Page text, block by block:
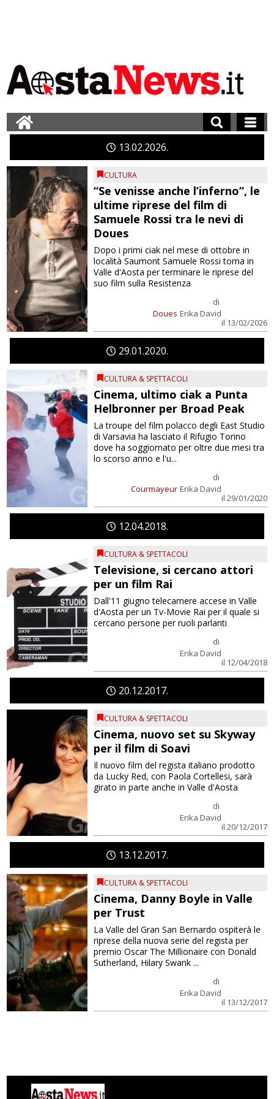
1302 2026
CULTURA
“Se venisse anche l’inferno”, le
ultime riprese del film di
Samuele Rossi tra le nevi di
Doues
Doues
di
Erika David
il 13/02/2026
Dopo i primi ciak nel mese di ottobre in
località Saumont Samuele Rossi torna in
Valle d'Aosta per terminare le riprese del
suo film sulla Resistenza
2901 2020
CULTURA & SPETTACOLI
Cinema, ultimo ciak a Punta
Helbronner per Broad Peak
Courmayeur
di
Erika David
il 29/01/2020
La troupe del film polacco degli East Studio
di Varsavia ha lasciato il Rifugio Torino
dove ha soggiornato per oltre due mesi tra
lo scorso anno e l'u...
1204 2018
CULTURA & SPETTACOLI
Televisione, si cercano attori
per un film Rai
di
Erika David
il 12/04/2018
Dall'11 giugno telecamere accese in Valle
d'Aosta per un Tv-Movie Rai per il quale si
cercano persone per ruoli parlanti
20 12 2017
CULTURA & SPETTACOLI
Cinema, nuovo set su Skyway
per il film di Soavi
di
Erika David
il 20/12/2017
Il nuovo film del regista italiano prodotto
da Lucky Red, con Paola Cortellesi, sarà
girato in parte anche in Valle d'Aosta
13 12 2017
CULTURA & SPETTACOLI
Cinema, Danny Boyle in Valle
per Trust
di
Erika David
il 13/12/2017
La Valle del Gran San Bernardo ospiterà le
riprese della nuova serie del regista per
premio Oscar The Millionaire con Donald
Sutherland, Hilary Swank ...